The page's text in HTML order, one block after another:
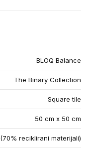
BLOQ Balance
The Binary Collection
Square tile
50 cm x 50 cm
reciklirani materijali)